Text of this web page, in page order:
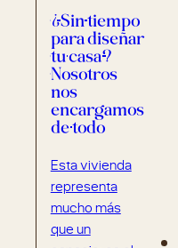
¿Sin tiempo
para diseñar
tu casa?
Nosotros
nos
encargamos
de todo
Esta vivienda
representa
mucho más
que un